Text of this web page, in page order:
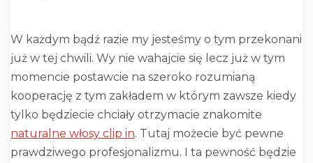
W każdym bądź razie my jesteśmy o tym przekonani
już w tej chwili. Wy nie wahajcie się lecz już w tym
momencie postawcie na szeroko rozumianą
kooperację z tym zakładem w którym zawsze kiedy
tylko będziecie chciały otrzymacie znakomite
naturalne włosy clip in. Tutaj możecie być pewne
prawdziwego profesjonalizmu. I ta pewność będzie